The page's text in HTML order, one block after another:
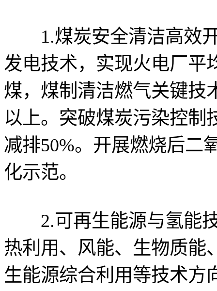
1.煤炭安全清洁高效开
发电技术，实现火电厂平
煤，煤制清洁燃气关键技
以上。突破煤炭污染控制
减排50%。开展燃烧后二
化示范。
2.可再生能源与氢能技
热利用、风能、生物质能
生能源综合利用等技术方